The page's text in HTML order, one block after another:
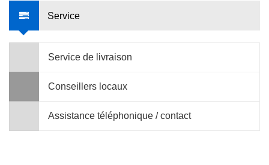
Service
Service de livraison
Conseillers locaux
Assistance téléphonique / contact